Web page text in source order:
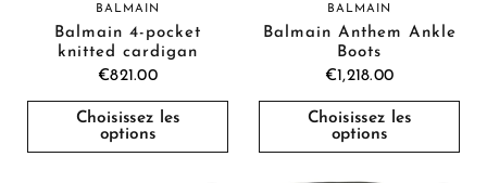
BALMAIN
Balmain 4-pocket
knitted cardigan
€821.00
Choisissez les
options
BALMAIN
Balmain Anthem Ankle
Boots
€1,218.00
Choisissez les
options